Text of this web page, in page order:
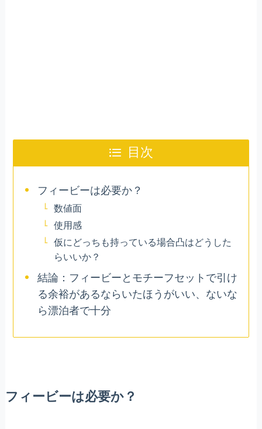
目次
フィービーは必要か？
数値面
使用感
仮にどっちも持っている場合凸はどうした
らいいか？
結論：フィービーとモチーフセットで引け
る余裕があるならいたほうがいい、ないな
ら漂泊者で十分
フィービーは必要か？